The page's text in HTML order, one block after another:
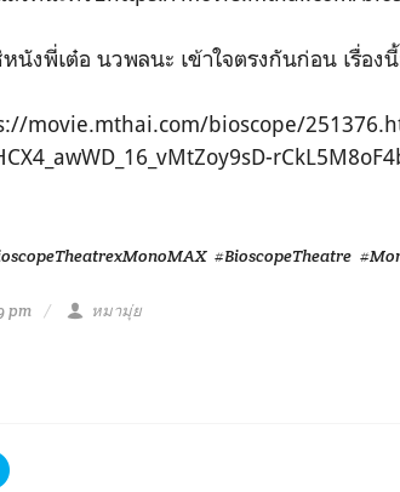
นังพี่เต๋อ นวพลนะ เข้าใจตรงกันก่อน เรื่อง
movie.mthai.com/bioscope/
#BioscopeTheatre
pm หมามุ่ย